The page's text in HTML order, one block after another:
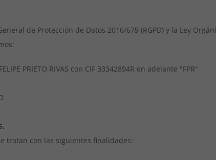
de Protección de Datos 2016/679 (RGPD) y la Ley
FELIPE PRIETO RIVAS con CIF 33342894R en adelante "FPR"
tratan con las siguientes finalidades: